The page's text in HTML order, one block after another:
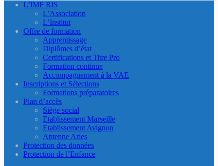
L’IMF RIS
L’Association
L’Institut
Offre de formation
Apprentissage
Diplômes d’état
Certifications et Titre Pro
Formation continue
Accompagnement à la VAE
Inscriptions et Sélections
Formations préparatoires
Plan d’accès
Siège social
Etablissement Marseille
Etablissement Avignon
Antenne Arles
Protection des données
Protection de l’Enfance